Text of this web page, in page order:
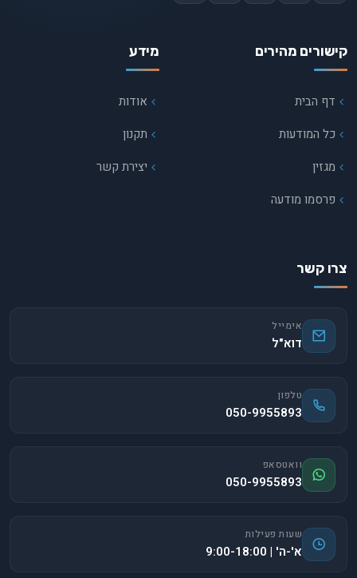
קישורים מהירים
דף הבית
כל המודעות
מגזין
פרסמו מודעה
מידע
אודות
תקנון
יצירת קשר
צרו קשר
אימייל
דוא"ל
טלפון
050-9955893
וואטסאפ
050-9955893
שעות פעילות
א'-ה' | 9:00-18:00